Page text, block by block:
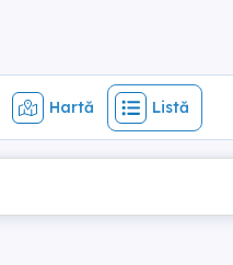
Hartă Listă